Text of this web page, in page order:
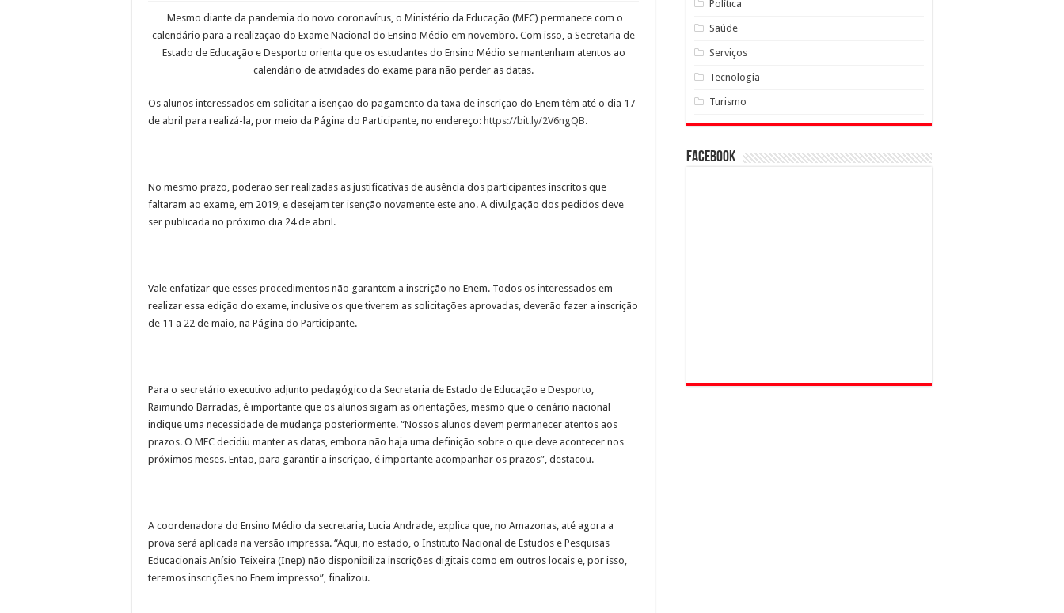
Mesmo diante da pandemia do novo coronavírus, o Ministério da Educação (MEC) permanece com o
calendário para a realização do Exame Nacional do Ensino Médio em novembro. Com isso, a Secretaria de
Estado de Educação e Desporto orienta que os estudantes do Ensino Médio se mantenham atentos ao
calendário de atividades do exame para não perder as datas.
Os alunos interessados em solicitar a isenção do pagamento da taxa de inscrição do Enem têm até o dia 17
de abril para realizá-la, por meio da Página do Participante, no endereço: https://bit.ly/2V6ngQB.
No mesmo prazo, poderão ser realizadas as justificativas de ausência dos participantes inscritos que
faltaram ao exame, em 2019, e desejam ter isenção novamente este ano. A divulgação dos pedidos deve
ser publicada no próximo dia 24 de abril.
Vale enfatizar que esses procedimentos não garantem a inscrição no Enem. Todos os interessados em
realizar essa edição do exame, inclusive os que tiverem as solicitações aprovadas, deverão fazer a inscrição
de 11 a 22 de maio, na Página do Participante.
Para o secretário executivo adjunto pedagógico da Secretaria de Estado de Educação e Desporto,
Raimundo Barradas, é importante que os alunos sigam as orientações, mesmo que o cenário nacional
indique uma necessidade de mudança posteriormente. “Nossos alunos devem permanecer atentos aos
prazos. O MEC decidiu manter as datas, embora não haja uma definição sobre o que deve acontecer nos
próximos meses. Então, para garantir a inscrição, é importante acompanhar os prazos”, destacou.
A coordenadora do Ensino Médio da secretaria, Lucia Andrade, explica que, no Amazonas, até agora a
prova será aplicada na versão impressa. “Aqui, no estado, o Instituto Nacional de Estudos e Pesquisas
Educacionais Anísio Teixeira (Inep) não disponibiliza inscrições digitais como em outros locais e, por isso,
teremos inscrições no Enem impresso”, finalizou.
Política
Saúde
Serviços
Tecnologia
Turismo
Facebook